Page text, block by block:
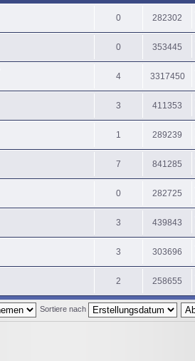
0 282302
0 353445
4 3317450
3 411353
1 289239
7 841285
0 282725
3 439843
3 303696
2 258655
Sortiere nach